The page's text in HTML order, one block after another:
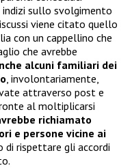
sullo svolgimento
viene citato quello
con un cappellino che
che avrebbe
alcuni familiari dei
, involontariamente,
attraverso post e
al moltiplicarsi
richiamato
e persone vicine ai
di rispettare gli accordi